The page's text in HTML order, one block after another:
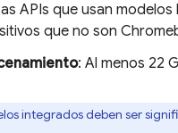
APIs que usan
que no son
: Al menos 22
integrados deben ser